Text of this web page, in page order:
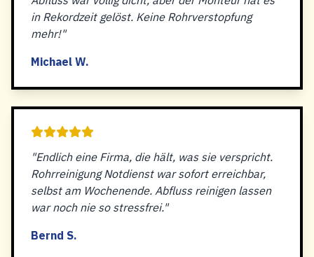
in Rekordzeit gelöst. Keine Rohrverstopfung
mehr!"
Michael W.
"Endlich eine Firma, die hält, was sie verspricht.
Rohrreinigung Notdienst war sofort erreichbar,
selbst am Wochenende. Abfluss reinigen lassen
war noch nie so stressfrei."
Bernd S.